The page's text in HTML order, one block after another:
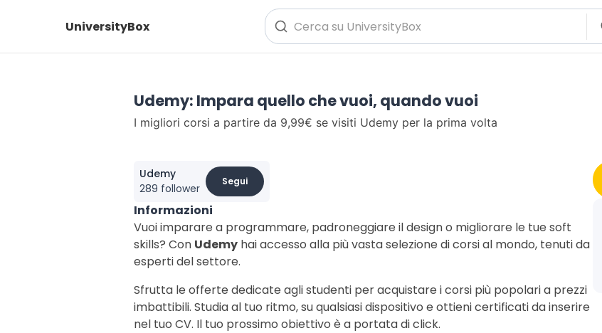
UniversityBox
Udemy: Impara quello che vuoi, quando vuoi
I migliori corsi a partire da 9,99€ se visiti Udemy per la prima volta
Udemy
289 follower
Segui
Informazioni
Vuoi imparare a programmare, padroneggiare il design o migliorare le tue soft
skills? Con Udemy hai accesso alla più vasta selezione di corsi al mondo, tenuti da
esperti del settore.
Sfrutta le offerte dedicate agli studenti per acquistare i corsi più popolari a prezzi
imbattibili. Studia al tuo ritmo, su qualsiasi dispositivo e ottieni certificati da inserire
nel tuo CV. Il tuo prossimo obiettivo è a portata di click.